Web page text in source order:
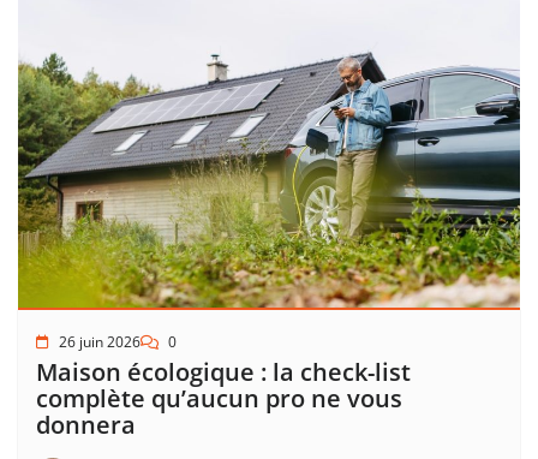
26 juin 2026 0
Maison écologique : la check-list
complète qu’aucun pro ne vous
donnera